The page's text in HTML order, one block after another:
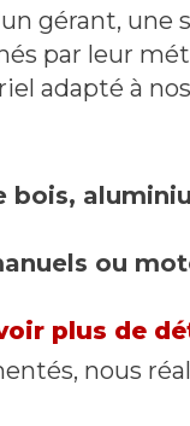
gérant, une
par leur
adapté à
ou
plus de
nous